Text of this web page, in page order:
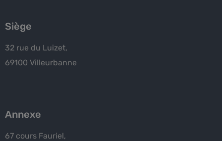
Siège
32 rue du Luizet,
69100 Villeurbanne
Annexe
67 cours Fauriel,